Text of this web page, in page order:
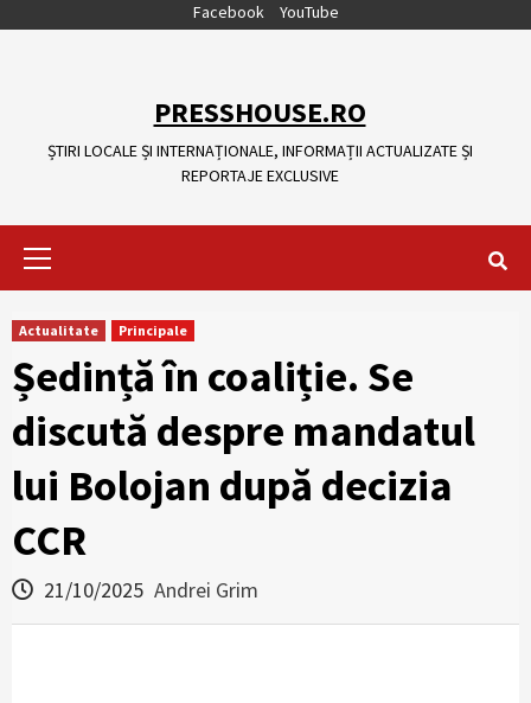
Facebook YouTube
PRESSHOUSE.RO
ȘTIRI LOCALE ȘI INTERNAȚIONALE, INFORMAȚII ACTUALIZATE ȘI
REPORTAJE EXCLUSIVE
Actualitate Principale
Ședință în coaliție. Se
discută despre mandatul
lui Bolojan după decizia
CCR
21/10/2025 Andrei Grim